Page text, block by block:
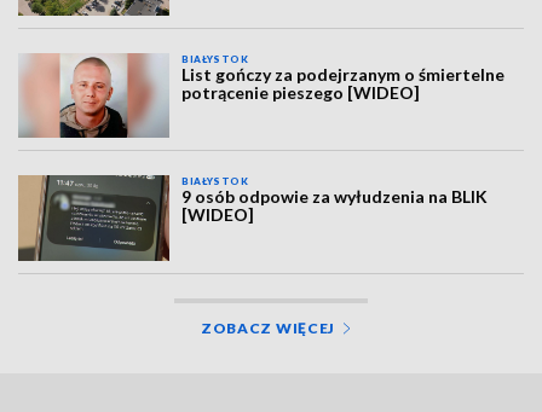
BIAŁYSTOK
List gończy za podejrzanym o śmiertelne
potrącenie pieszego [WIDEO]
BIAŁYSTOK
9 osób odpowie za wyłudzenia na BLIK
[WIDEO]
ZOBACZ WIĘCEJ